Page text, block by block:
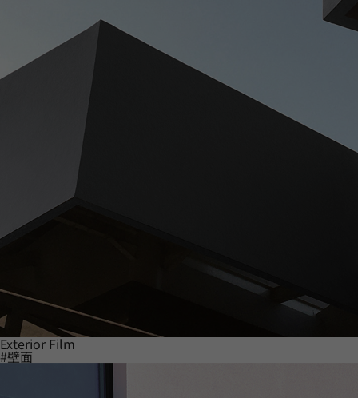
Exterior Film
#壁面